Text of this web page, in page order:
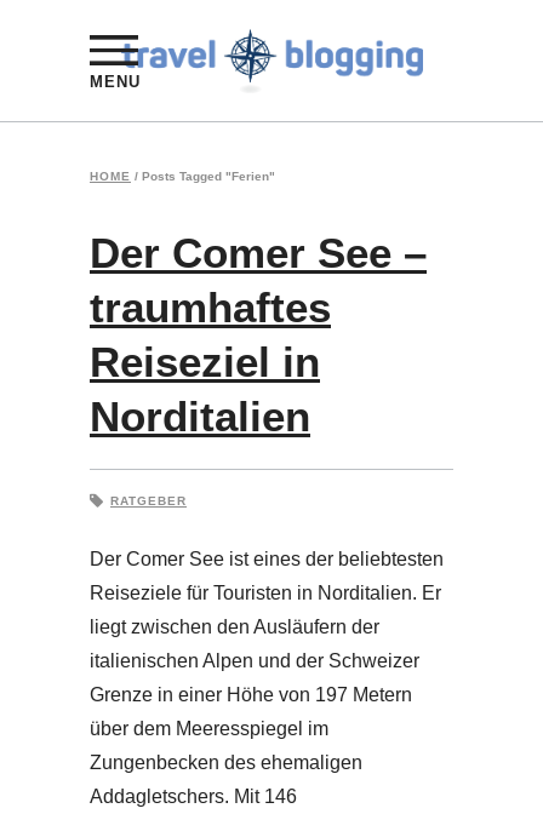
MENU
HOME / Posts Tagged "Ferien"
Der Comer See –
traumhaftes
Reiseziel in
Norditalien
RATGEBER
Der Comer See ist eines der beliebtesten
Reiseziele für Touristen in Norditalien. Er
liegt zwischen den Ausläufern der
italienischen Alpen und der Schweizer
Grenze in einer Höhe von 197 Metern
über dem Meeresspiegel im
Zungenbecken des ehemaligen
Addagletschers. Mit 146